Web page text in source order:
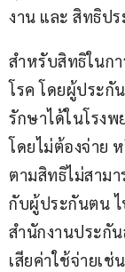
งาน และ สิทธิป
สำหรับสิทธิในก
โรค โดยผู้ประกั
รักษาได้ในโรง
โดยไม่ต้องจ่าย
ตามสิทธิไม่สามา
กับผู้ประกันตน
สำนักงานประกั
เสียค่าใช้จ่ายเ